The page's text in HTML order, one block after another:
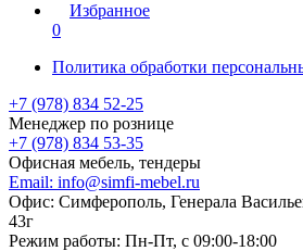
Избранное
0
Политика обработки
+7 (978) 834 52-25
Менеджер по рознице
+7 (978) 834 53-35
Офисная мебель, тендеры
Email: info@simfi-mebel.ru
Офис: Симферополь, Генерала
43г
Режим работы: Пн-Пт, с 09:00-18:00